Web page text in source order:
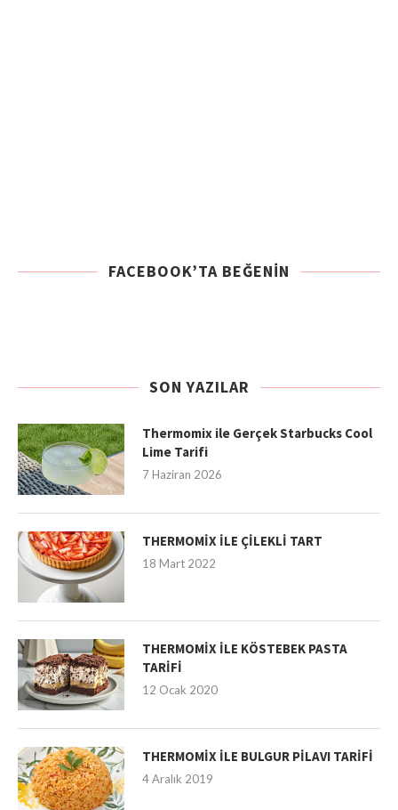
FACEBOOK’TA BEĞENIN
SON YAZILAR
Thermomix ile Gerçek Starbucks Cool
Lime Tarifi
7 Haziran 2026
THERMOMİX İLE ÇİLEKLİ TART
18 Mart 2022
THERMOMİX İLE KÖSTEBEK PASTA
TARİFİ
12 Ocak 2020
THERMOMİX İLE BULGUR PİLAVI TARİFİ
4 Aralık 2019